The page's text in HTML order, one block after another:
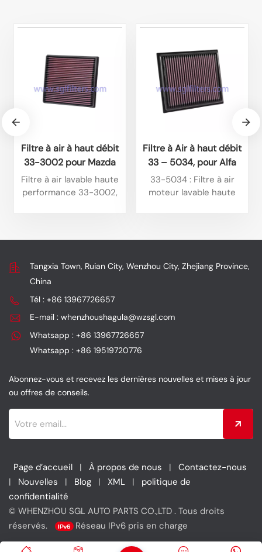
Filtre à air à haut débit
33-3002 pour Mazda
BT50 3.0L L4 Diesel
(2025) et Isuzu D-Max
Filtre à air lavable haute
performance 33-3002,
réutilisable et a une
en optimisant la
puissance et en
assurant une filtration
Filtre à Air à haut débit
33 – 5034, pour Alfa
Romeo Tonale 1,6 l L4
Diesel 2025, Alfa
33-5034 : Filtre à air
moteur lavable haute
modèles Jeep. Ses
son débit élevé, sa
amélioration des
Tangxia Town, Ruian City, Wenzhou City, Zhejiang Province,
China
Tél : +86 13967726657
E-mail : whenzhoushagula@wzsgl.com
Whatsapp : +86 13967726657
Whatsapp : +86 19519720776
Abonnez-vous et recevez les dernières nouvelles et mises à jour
ou offres de conseils.
Page d’accueil | À propos de nous |
Contactez-nous
|
Nouvelles | Blog | XML |
politique de
confidentialité
© WHENZHOU SGL AUTO PARTS CO.,LTD . Tous droits
réservés.
Réseau IPv6 pris en charge